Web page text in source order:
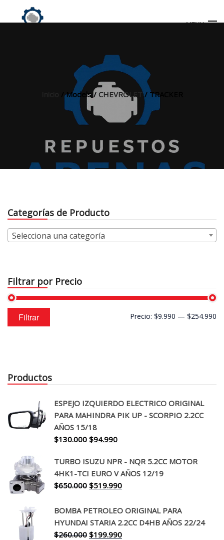
MENU
/ Models / CHEVROLET/ TRACKER
Categorías de Producto
Selecciona una categoría
Filtrar por Precio
Precio
mínimo
Precio
máximo
Filtrar Precio: $9.990 — $254.990
Productos
ESPEJO IZQUIERDO ELECTRICO ORIGINAL
PARA MAHINDRA PIK UP - SCORPIO 2.2CC
AÑOS 15/18
$130.000 El
original
era:
$130.000.
$94.990El
actual
es:
$94.990.
TURBO ISUZU NPR - NQR 5.2CC MOTOR
4HK1-TCI EURO V AÑOS 12/19
$650.000 El
original
era:
$650.000.
$519.990El
actual
es:
$519.990.
BOMBA PETROLEO ORIGINAL PARA
HYUNDAI STARIA 2.2CC D4HB AÑOS 22/24
$260.000 El
$199.990El